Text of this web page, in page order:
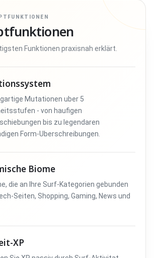
Funktionen praxisnah erklärt.
Mutationen uber 5
- von haufigen
bis zu legendaren
Form-Uberschreibungen.
Biome
die an Ihre Surf-Kategorien gebunden
Seiten, Shopping, Gaming, News und
XP